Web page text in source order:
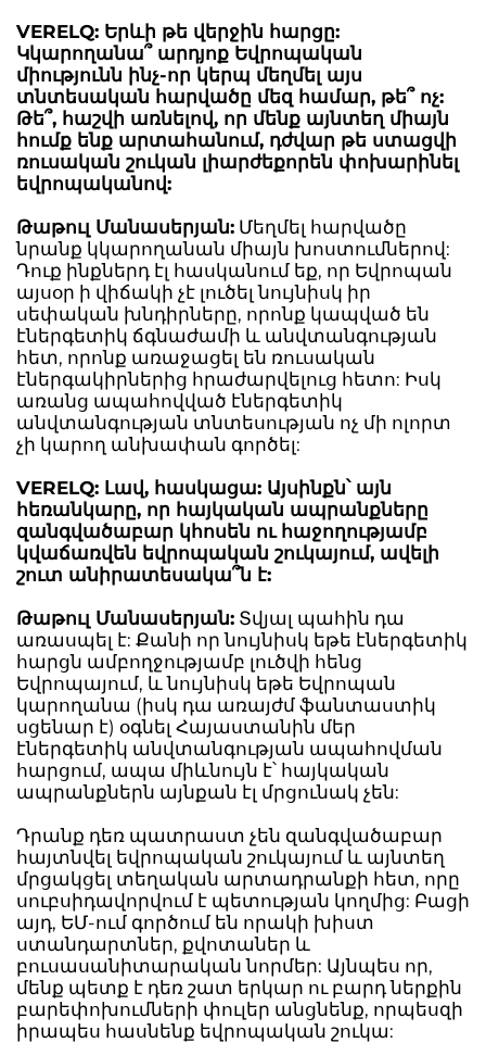
VERELQ: Երևի թե վերջին հարցը:
Կկարողանա՞ արդյոք Եվրոպական
միությունն ինչ-որ կերպ մեղմել այս
տնտեսական հարվածը մեզ համար, թե՞ ոչ:
Թե՞, հաշվի առնելով, որ մենք այնտեղ միայն
հումք ենք արտահանում, դժվար թե ստացվի
ռուսական շուկան լիարժեքորեն փոխարինել
եվրոպականով:
Թաթուլ Մանասերյան: Մեղմել հարվածը
նրանք կկարողանան միայն խոստումներով:
Դուք ինքներդ էլ հասկանում եք, որ Եվրոպան
այսօր ի վիճակի չէ լուծել նույնիսկ իր
սեփական խնդիրները, որոնք կապված են
էներգետիկ ճգնաժամի և անվտանգության
հետ, որոնք առաջացել են ռուսական
էներգակիրներից հրաժարվելուց հետո: Իսկ
առանց ապահովված էներգետիկ
անվտանգության տնտեսության ոչ մի ոլորտ
չի կարող անխափան գործել:
VERELQ: Լավ, հասկացա: Այսինքն՝ այն
հեռանկարը, որ հայկական ապրանքները
զանգվածաբար կհոսեն ու հաջողությամբ
կվաճառվեն եվրոպական շուկայում, ավելի
շուտ անիրատեսակա՞ն է:
Թաթուլ Մանասերյան: Տվյալ պահին դա
առասպել է: Քանի որ նույնիսկ եթե էներգետիկ
հարցն ամբողջությամբ լուծվի հենց
Եվրոպայում, և նույնիսկ եթե Եվրոպան
կարողանա (իսկ դա առայժմ ֆանտաստիկ
սցենար է) օգնել Հայաստանին մեր
էներգետիկ անվտանգության ապահովման
հարցում, ապա միևնույն է՝ հայկական
ապրանքներն այնքան էլ մրցունակ չեն:
Դրանք դեռ պատրաստ չեն զանգվածաբար
հայտնվել եվրոպական շուկայում և այնտեղ
մրցակցել տեղական արտադրանքի հետ, որը
սուբսիդավորվում է պետության կողմից: Բացի
այդ, ԵՄ-ում գործում են որակի խիստ
ստանդարտներ, քվոտաներ և
բուսասանիտարական նորմեր: Այնպես որ,
մենք պետք է դեռ շատ երկար ու բարդ ներքին
բարեփոխումների փուլեր անցնենք, որպեսզի
իրապես հասնենք եվրոպական շուկա: